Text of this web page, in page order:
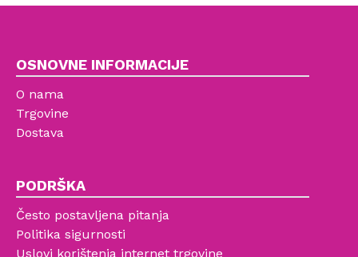
OSNOVNE INFORMACIJE
O nama
Trgovine
Dostava
PODRŠKA
Često postavljena pitanja
Politika sigurnosti
Uslovi korištenja internet trgovine